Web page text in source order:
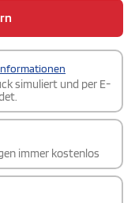
simuliert und per E-
immer kostenlos